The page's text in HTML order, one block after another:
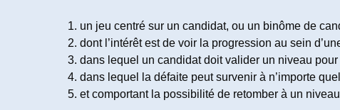
un jeu centré sur un candidat, ou un binôme de
dont l’intérêt est de voir la progression au sein
dans lequel un candidat doit valider un niveau
dans lequel la défaite peut survenir à n’importe
et comportant la possibilité de retomber à un